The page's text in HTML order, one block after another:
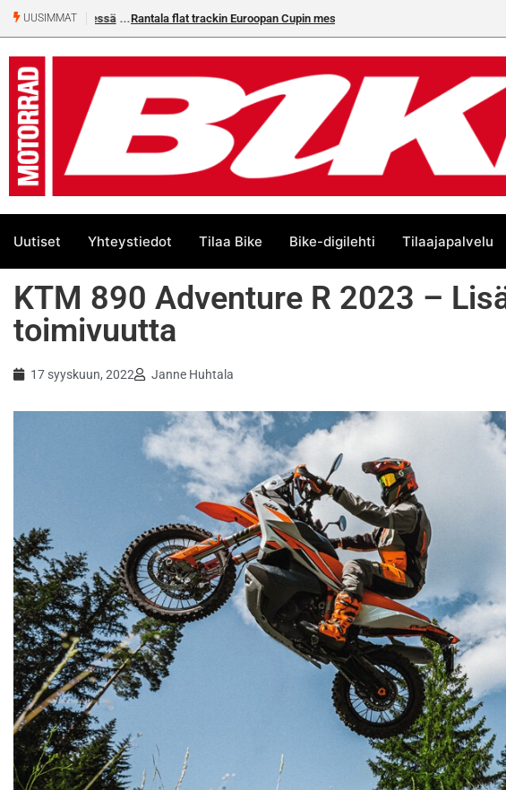
UUSIMMAT Rantala flat trackin Euroopan Cupin mestari
Uutiset Yhteystiedot Tilaa Bike Bike-digilehti Tilaajapalvelu
KTM 890 Adventure R 2023 –
toimivuutta
17 syyskuun, 2022 Janne Huhtala